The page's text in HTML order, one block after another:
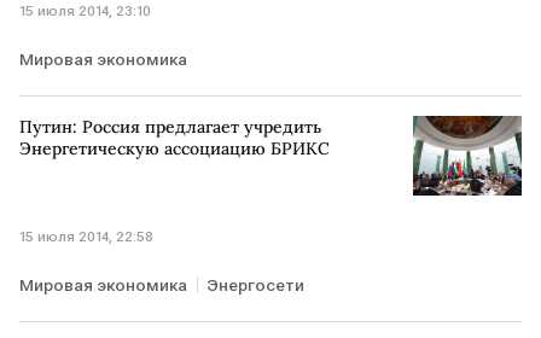
15 июля 2014, 23:10
Мировая экономика
Путин: Россия предлагает учредить
Энергетическую ассоциацию БРИКС
15 июля 2014, 22:58
Мировая экономика Энергосети